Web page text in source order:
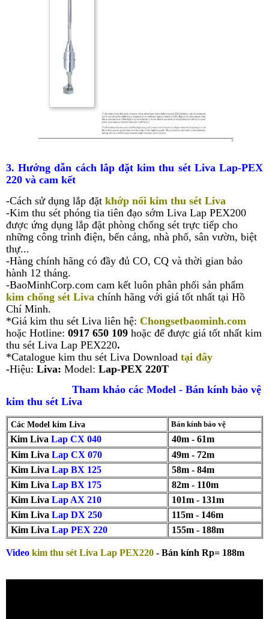
3. Hướng dẫn cách lắp đặt kim thu sét Liva Lap-PEX
220 và cam kết
-Cách sử dụng lắp đặt khớp nối kim thu sét Liva
-Kim thu sét phóng tia tiên đạo sớm Liva Lap PEX200
được ứng dụng lắp đặt phòng chống sét trực tiếp cho
những công trình điện, bến cảng, nhà phố, sân vườn, biệt
thự...
-Hàng chính hãng có đầy đủ CO, CQ và thời gian bảo
hành 12 tháng.
-BaoMinhCorp.com cam kết luôn phân phối sản phẩm
kim chống sét Liva chính hãng với giá tốt nhất tại Hồ
Chí Minh.
*Giá kim thu sét Liva liên hệ: Chongsetbaominh.com
hoặc Hotline: 0917 650 109 hoặc để được giá tốt nhất kim
thu sét Liva Lap PEX220.
*Catalogue kim thu sét Liva Download tại đây
-Hiệu: Liva: Model: Lap-PEX 220T
Tham khảo các Model - Bán kính bảo vệ
kim thu sét Liva
Các Model kim Liva Bán kính bảo vệ
Kim Liva Lap CX 040
40m - 61m
Kim Liva Lap CX 070
49m - 72m
Kim Liva Lap BX 125
58m - 84m
Kim Liva Lap BX 175
82m - 110m
Kim Liva Lap AX 210
101m - 131m
Kim Liva Lap DX 250
115m - 146m
Kim Liva Lap PEX 220 155m - 188m
Video kim thu sét Liva Lap PEX220 - Bán kính Rp= 188m